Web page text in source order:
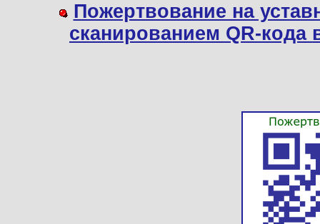
Пожертвование на
сканированием QR-